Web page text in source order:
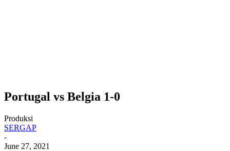
Portugal vs Belgia 1-0
Produksi
SERGAP
-
June 27, 2021